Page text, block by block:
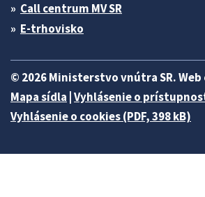
Call centrum MV SR
E-trhovisko
© 2026 Ministerstvo vnútra SR. Web
Mapa sídla Vyhlásenie o
Vyhlásenie o cookies (PDF, 398 kB)